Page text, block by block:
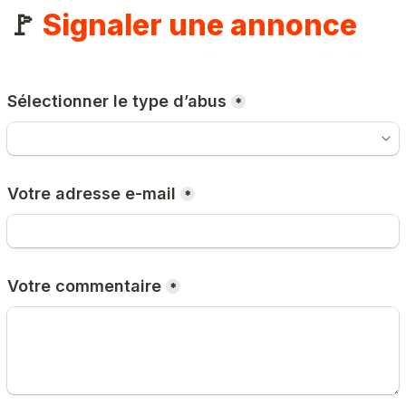
🚩 Signaler une annonce
Sélectionner le type d’abus *
Votre adresse e-mail *
Votre commentaire *